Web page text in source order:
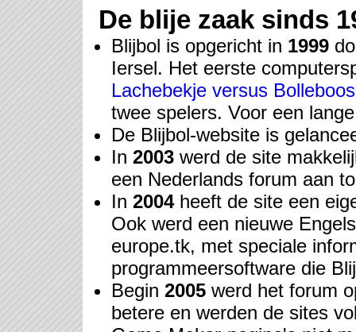
De blije zaak sinds
Blijbol is opgericht in 1999
Iersel. Het eerste
Lachebekje versus Bolleboos
twee spelers. Voor een
De Blijbol-website is
In 2003 werd de site
een Nederlands forum aan
In 2004heeft de site een
Ook werd een nieuwe
europe.tk, met speciale
programmeersoftware die
Begin 2005 werd het forum
betere en werden de sites